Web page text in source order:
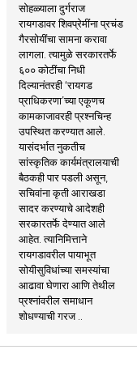
सोहळ्याला दुर्गराज
रायगडावर शिवप्रेमींना प्रचंड
गैरसोयींचा सामना करावा
लागला. त्यामुळे सरकारतर्फे
६०० कोटींचा निधी
दिल्यानंतरही ‘रायगड
प्राधिकरणा’च्या एकूणच
कामकाजावरही प्रश्नचिन्ह
उपस्थित करण्यात आले.
यासंदर्भात नुकतीच
सांस्कृतिक कार्यमंत्रालयाची
बैठकही पार पडली असून,
सचिवांना कृती आराखडा
सादर करण्याचे आदेशही
सरकारतर्फे देण्यात आले
आहेत. त्यानिमित्ताने
रायगडावरील पायाभूत
सोयीसुविधांच्या समस्यांचा
आढावा घेणारा आणि तेथील
प्रश्नांवरील समाधान
शोधण्याची गरज ..